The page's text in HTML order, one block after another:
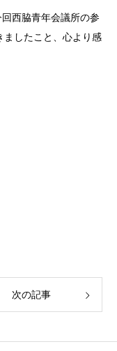
西脇青年会議所の参
ましたこと、心より感
次の記事